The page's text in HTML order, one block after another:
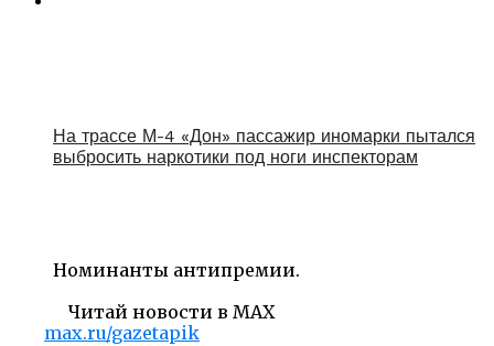
Номинанты антипремии.
Читай новости в MAX
max.ru/gazetapik
На трассе М-4 «Дон» пассажир иномарки пытался
выбросить наркотики под ноги инспекторам